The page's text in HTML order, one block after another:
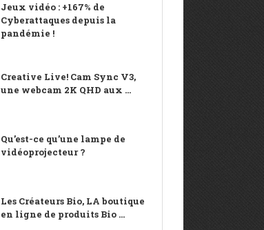
Jeux vidéo : +167% de
Cyberattaques depuis la
pandémie !
Creative Live! Cam Sync V3,
une webcam 2K QHD aux ...
Qu’est-ce qu’une lampe de
vidéoprojecteur ?
Les Créateurs Bio, LA boutique
en ligne de produits Bio ...